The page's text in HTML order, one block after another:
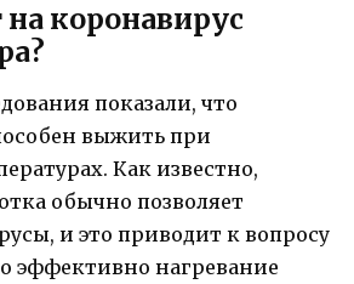
коронавирус
показали, что
выжить при
Как известно,
обычно позволяет
и это приводит к вопросу
эффективно нагревание